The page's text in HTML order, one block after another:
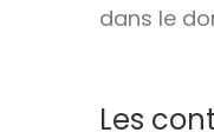
dans le
Les